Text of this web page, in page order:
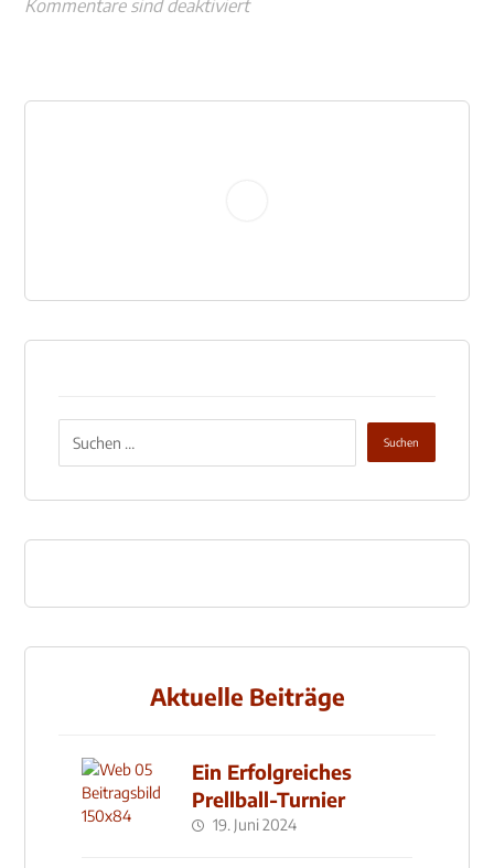
Kommentare sind deaktiviert
Aktuelle Beiträge
Ein Erfolgreiches
Prellball-Turnier
19. Juni 2024